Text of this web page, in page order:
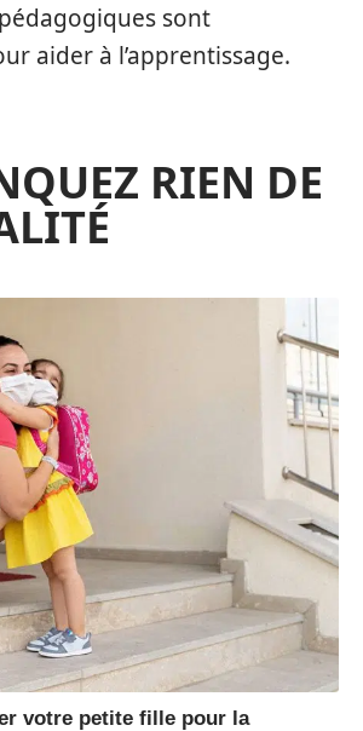
sont
aider à l’apprentissage.
RIEN DE
votre petite fille pour la